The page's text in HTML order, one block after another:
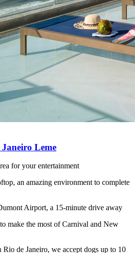
Leme
for your entertainment
an amazing environment to complete
Airport, a 15-minute drive away
make the most of Carnival and New
de Janeiro, we accept dogs up to 10